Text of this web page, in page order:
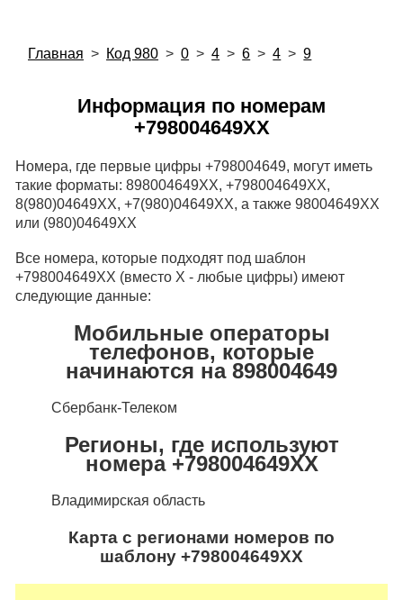
Главная > Код 980 > 0 > 4 > 6 > 4 > 9
Информация по номерам
+798004649XX
Номера, где первые цифры +798004649, могут иметь
такие форматы: 898004649XX, +798004649XX,
8(980)04649XX, +7(980)04649XX, а также 98004649XX
или (980)04649XX
Все номера, которые подходят под шаблон
+798004649XX (вместо X - любые цифры) имеют
следующие данные:
Мобильные операторы
телефонов, которые
начинаются на 898004649
Сбербанк-Телеком
Регионы, где используют
номера +798004649XX
Владимирская область
Карта с регионами номеров по
шаблону +798004649XX